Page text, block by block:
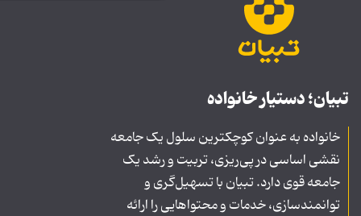
تبیان؛ دستیار خانواده
خانواده به عنوان کوچکترین سلول یک جامعه
نقشی اساسی در پی‌ریزی، تربیت و رشد یک
جامعه قوی دارد. تبیان با تسهیل‌گری و
توانمندسازی، خدمات و محتواهایی را ارائه